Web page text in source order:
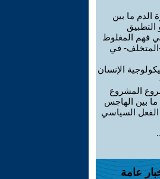
الدم ما بين
التطبيق
فهم المغلوط
في
الإنسان
المشروع
ما بين الهاجس
الفعل السياسي
عامة